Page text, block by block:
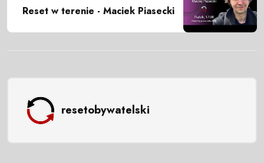
Reset w terenie - Maciek Piasecki
resetobywatelski